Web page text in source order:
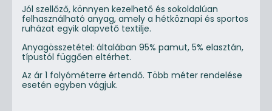
Jól szellőző, könnyen kezelhető és sokoldalúan
felhasználható anyag, amely a hétköznapi és sportos
ruházat egyik alapvető textilje.
Anyagösszetétel: általában 95% pamut, 5% elasztán,
típustól függően eltérhet.
Az ár 1 folyóméterre értendő. Több méter rendelése
esetén egyben vágjuk.